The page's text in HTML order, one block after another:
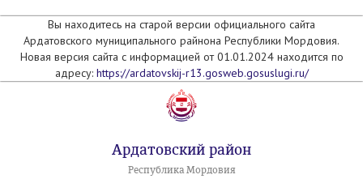
Вы находитесь на старой версии официального сайта
Ардатовского муниципального райнона Республики Мордовия.
Новая версия сайта с информацией от 01.01.2024 находится по
адресу: https://ardatovskij-r13.gosweb.gosuslugi.ru/
Ардатовский район
Республика Мордовия